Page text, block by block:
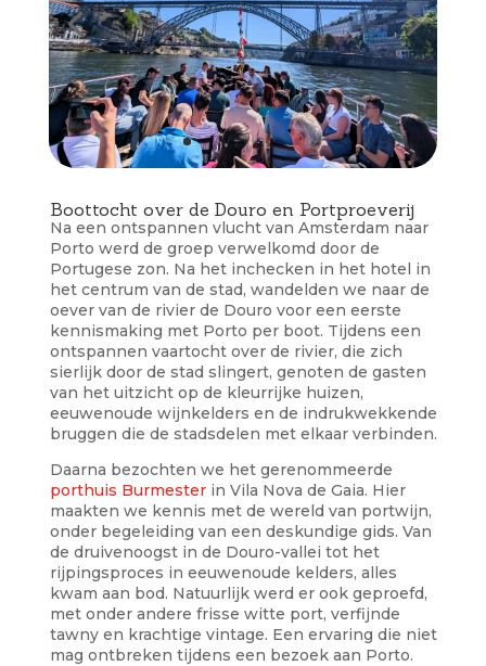
Boottocht over de Douro en Portproeverij
Na een ontspannen vlucht van Amsterdam naar
Porto werd de groep verwelkomd door de
Portugese zon. Na het inchecken in het hotel in
het centrum van de stad, wandelden we naar de
oever van de rivier de Douro voor een eerste
kennismaking met Porto per boot. Tijdens een
ontspannen vaartocht over de rivier, die zich
sierlijk door de stad slingert, genoten de gasten
van het uitzicht op de kleurrijke huizen,
eeuwenoude wijnkelders en de indrukwekkende
bruggen die de stadsdelen met elkaar verbinden.
Daarna bezochten we het gerenommeerde
porthuis Burmesterin Vila Nova de Gaia. Hier
maakten we kennis met de wereld van portwijn,
onder begeleiding van een deskundige gids. Van
de druivenoogst in de Douro-vallei tot het
rijpingsproces in eeuwenoude kelders, alles
kwam aan bod. Natuurlijk werd er ook geproefd,
met onder andere frisse witte port, verfijnde
tawny en krachtige vintage. Een ervaring die niet
mag ontbreken tijdens een bezoek aan Porto.